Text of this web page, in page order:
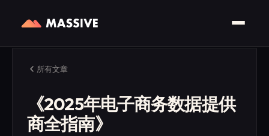
所有文章
《2025年电子商务数据提供
商全指南》